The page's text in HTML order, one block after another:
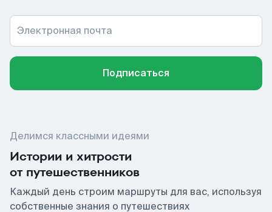
Электронная почта
Подписаться
Делимся классными идеями
Истории и хитрости
от путешественников
Каждый день строим маршруты для вас, используя
собственные знания о путешествиях